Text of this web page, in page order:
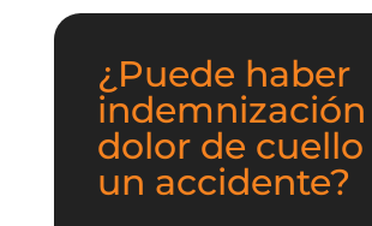
¿Puede haber
dolor de cuello
un accidente?